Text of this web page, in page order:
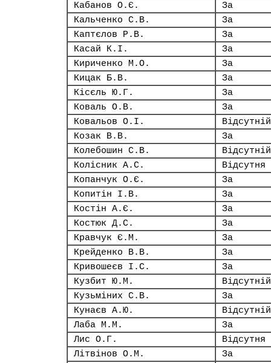
Кабанов О.Є.
За
Кальченко С.В.
За
Каптєлов Р.В.
За
Касай К.І.
За
Кириченко М.О.
За
Кицак Б.В.
За
Кісєль Ю.Г.
За
Коваль О.В.
За
Ковальов О.І.
Відсутній
Козак В.В.
За
Колебошин С.В.
Відсутній
Колісник А.С.
Відсутня
Копанчук О.Є.
За
Копитін І.В.
За
Костін А.Є.
За
Костюк Д.С.
За
Кравчук Є.М.
За
Крейденко В.В.
За
Кривошеєв І.С.
За
Кузбит Ю.М.
Відсутній
Кузьміних С.В.
За
Кунаєв А.Ю.
Відсутній
Лаба М.М.
За
Лис О.Г.
Відсутня
Літвінов О.М.
За